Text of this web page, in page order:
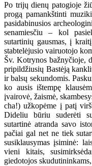
Po trijų dienų patogioje
progą pamankštinti
pasidabinusios
senamiesčiu – kol
sutartinių gausmas, į
stabtelėjusio vairuotojo
Šv. Kotrynos bažnyčioje,
pripildžiusių Bastėją
ir balsų sekundomis.
ko ausis ištempę
įvairovė, žaismė,
cha!) užkopėme į patį
Dideliu būriu suderėti
sutartinė atranda savo
pačiai gal net ne tiek
susiklausymas įsiminė:
vieni kitais,
giedotojos